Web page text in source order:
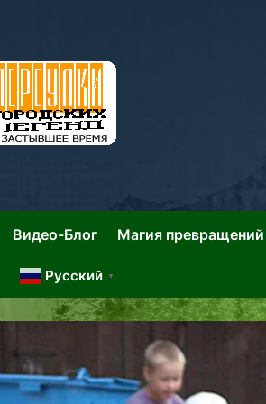
Видео-Блог Магия превращений
Русский ▼